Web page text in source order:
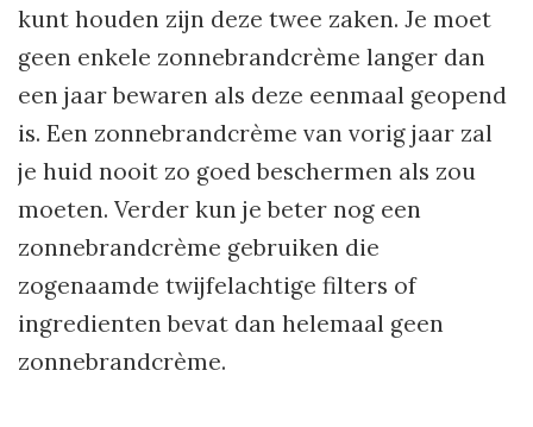
kunt houden zijn deze twee zaken. Je moet
geen enkele zonnebrandcrème langer dan
een jaar bewaren als deze eenmaal geopend
is. Een zonnebrandcrème van vorig jaar zal
je huid nooit zo goed beschermen als zou
moeten. Verder kun je beter nog een
zonnebrandcrème gebruiken die
zogenaamde twijfelachtige filters of
ingredienten bevat dan helemaal geen
zonnebrandcrème.